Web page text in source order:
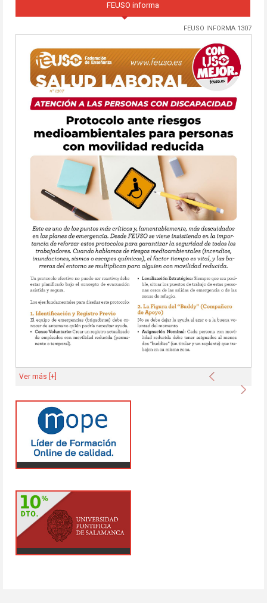
FEUSO informa
FEUSO INFORMA 1307
Anterior
Ver más [+]